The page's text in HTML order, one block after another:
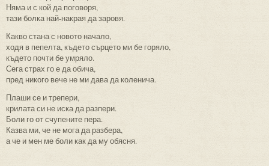
Няма и с кой да поговоря,
тази болка най-накрая да заровя.
Какво стана с новото начало,
ходя в пепелта, където сърцето ми бе горяло,
където почти бе умряло.
Сега страх го е да обича,
пред никого вече не ми дава да коленича.
Плаши се и трепери,
крилата си не иска да разпери.
Боли го от счупените пера.
Казва ми, че не мога да разбера,
а че и мен ме боли как да му обясня.